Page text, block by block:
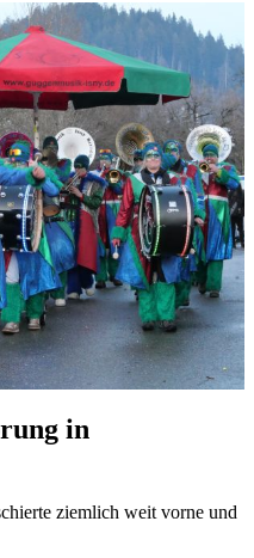
in
ziemlich weit vorne und